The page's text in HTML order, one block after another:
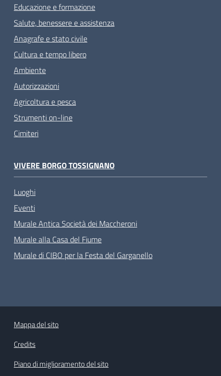
Educazione e formazione
Salute, benessere e assistenza
Anagrafe e stato civile
Cultura e tempo libero
Ambiente
Autorizzazioni
Agricoltura e pesca
Strumenti on-line
Cimiteri
VIVERE BORGO TOSSIGNANO
Luoghi
Eventi
Murale Antica Società dei Maccheroni
Murale alla Casa del Fiume
Murale di CIBO per la Festa del Garganello
Mappa del sito
Credits
Piano di miglioramento del sito